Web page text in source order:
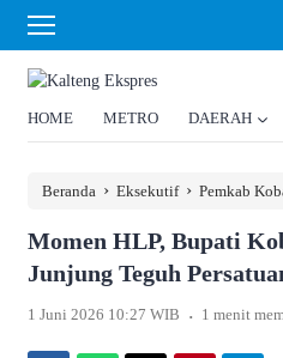
HOME METRO DAERAH
Beranda › Eksekutif › Pemkab
Momen HLP, Bupati
Junjung Teguh
1 Juni 2026 10:27 WIB . 1 menit